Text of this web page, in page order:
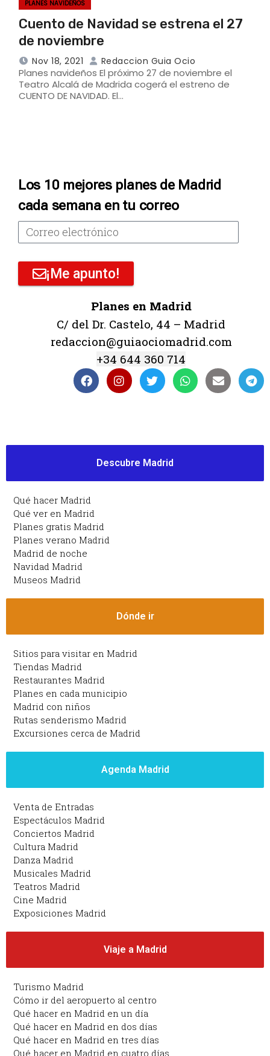
PLANES NAVIDEÑOS
Cuento de Navidad se estrena el 27
de noviembre
Nov 18, 2021 Redaccion Guia Ocio
Planes navideños El próximo 27 de noviembre el
Teatro Alcalá de Madrida cogerá el estreno de
CUENTO DE NAVIDAD. El…
Los 10 mejores planes de Madrid
cada semana en tu correo
¡Me apunto!
Planes en Madrid
C/ del Dr. Castelo, 44 – Madrid
redaccion@guiaociomadrid.com
+34 644 360 714
Descubre Madrid
Qué hacer Madrid
Qué ver en Madrid
Planes gratis Madrid
Planes verano Madrid
Madrid de noche
Navidad Madrid
Museos Madrid
Dónde ir
Sitios para visitar en Madrid
Tiendas Madrid
Restaurantes Madrid
Planes en cada municipio
Madrid con niños
Rutas senderismo Madrid
Excursiones cerca de Madrid
Agenda Madrid
Venta de Entradas
Espectáculos Madrid
Conciertos Madrid
Cultura Madrid
Danza Madrid
Musicales Madrid
Teatros Madrid
Cine Madrid
Exposiciones Madrid
Viaje a Madrid
Turismo Madrid
Cómo ir del aeropuerto al centro
Qué hacer en Madrid en un día
Qué hacer en Madrid en dos días
Qué hacer en Madrid en tres días
Qué hacer en Madrid en cuatro días